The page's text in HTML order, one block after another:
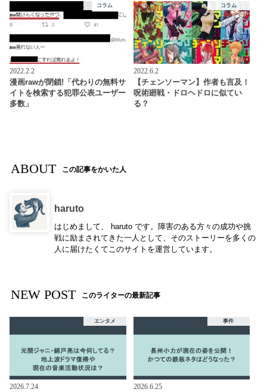
コラム
2022.2.2
漫画rawが閉鎖!「代わりの無料サ
イトを検索する犯罪公表ユーザー
多数」
コラム
2022.6.2
【チェンソーマン】作者も言及！
呪術廻戦・ドロヘドロに似てい
る？
ABOUT この記事をかいた人
haruto
はじめまして、 haruto です。障害のある方々の成功や挑
戦に励まされてきた一人として、そのストーリーを多くの
人に届けたくてこのサイトを運営しています。
NEW POST このライターの最新記事
エンタメ
2026.7.24
事件
2026.6.25